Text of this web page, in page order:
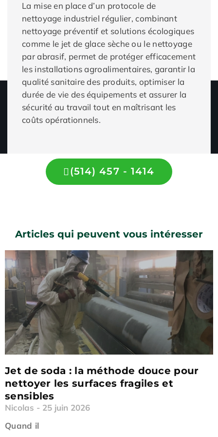
La mise en place d’un protocole de
nettoyage industriel régulier, combinant
nettoyage préventif et solutions écologiques
comme le jet de glace sèche ou le nettoyage
par abrasif, permet de protéger efficacement
les installations agroalimentaires, garantir la
qualité sanitaire des produits, optimiser la
durée de vie des équipements et assurer la
sécurité au travail tout en maîtrisant les
coûts opérationnels.
(514) 457 - 1414
Articles qui peuvent vous intéresser
Jet de soda : la méthode douce pour
nettoyer les surfaces fragiles et
sensibles
Nicolas
25 juin 2026
Quand il